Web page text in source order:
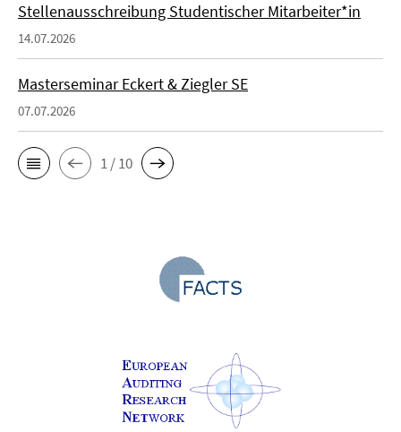
Stellenausschreibung Studentischer Mitarbeiter*in
14.07.2026
Masterseminar Eckert & Ziegler SE
07.07.2026
1 / 10